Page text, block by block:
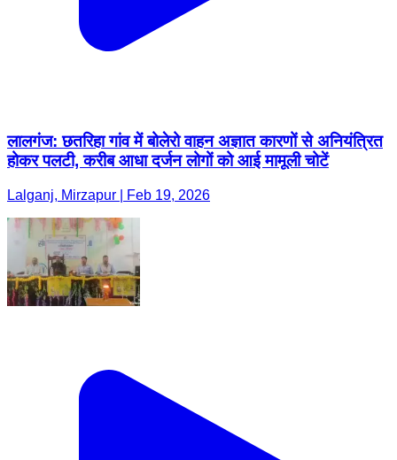
लालगंज: छतरिहा गांव में बोलेरो वाहन अज्ञात कारणों से अनियंत्रित
होकर पलटी, करीब आधा दर्जन लोगों को आई मामूली चोटें
Lalganj, Mirzapur | Feb 19, 2026